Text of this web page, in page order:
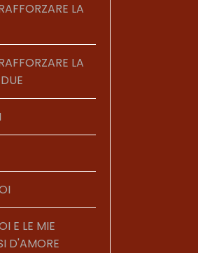
LA
LA
E LE MIE
D'AMORE